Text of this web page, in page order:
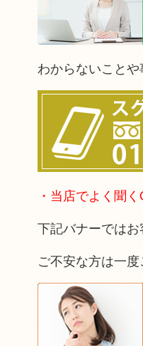
わからないこと
・当店でよく聞
下記バナーでは
ご不安な方は一度